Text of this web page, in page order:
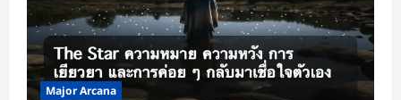
Major Arcana